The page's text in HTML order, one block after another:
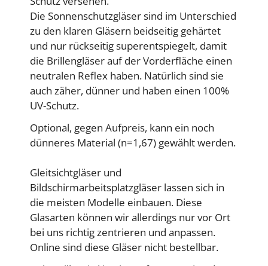
Die Sonnenschutzgläser sind im Unterschied
zu den klaren Gläsern beidseitig gehärtet
und nur rückseitig superentspiegelt, damit
die Brillengläser auf der Vorderfläche einen
neutralen Reflex haben. Natürlich sind sie
auch zäher, dünner und haben einen 100%
UV-Schutz.
Optional, gegen Aufpreis, kann ein noch
dünneres Material (n=1,67) gewählt werden.
Gleitsichtgläser und
Bildschirmarbeitsplatzgläser lassen sich in
die meisten Modelle einbauen. Diese
Glasarten können wir allerdings nur vor Ort
bei uns richtig zentrieren und anpassen.
Online sind diese Gläser nicht bestellbar.